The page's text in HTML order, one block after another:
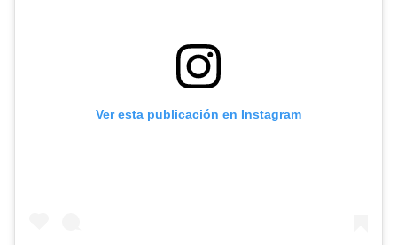
Ver esta publicación en Instagram